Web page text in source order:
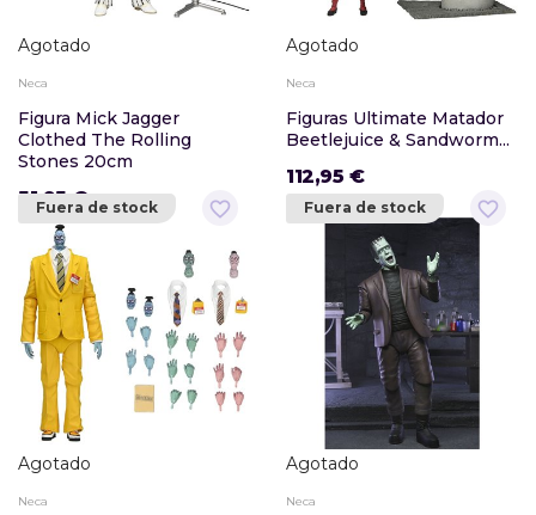
Agotado
Neca
Figura Mick Jagger
Clothed The Rolling
Stones 20cm
51,95 €
Agotado
Neca
Figuras Ultimate Matador
Beetlejuice & Sandworm...
112,95 €
favorite_border
Fuera de stock
Agotado
Neca
favorite_border
Fuera de stock
Agotado
Neca